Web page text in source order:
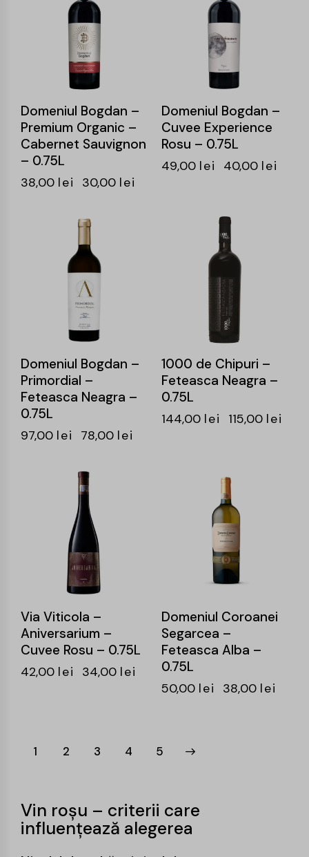
Domeniul Bogdan –
Premium Organic –
Cabernet Sauvignon
– 0.75L
38,00 lei 30,00 lei
Domeniul Bogdan –
Cuvee Experience
Rosu – 0.75L
49,00 lei 40,00 lei
Domeniul Bogdan –
Primordial –
Feteasca Neagra –
0.75L
97,00 lei 78,00 lei
1000 de Chipuri –
Feteasca Neagra –
0.75L
144,00 lei 115,00 lei
Via Viticola –
Aniversarium –
Cuvee Rosu – 0.75L
42,00 lei 34,00 lei
Domeniul Coroanei
Segarcea –
Feteasca Alba –
0.75L
50,00 lei 38,00 lei
1 2 3 4 5
→
Vin roșu – criterii care
influențează alegerea